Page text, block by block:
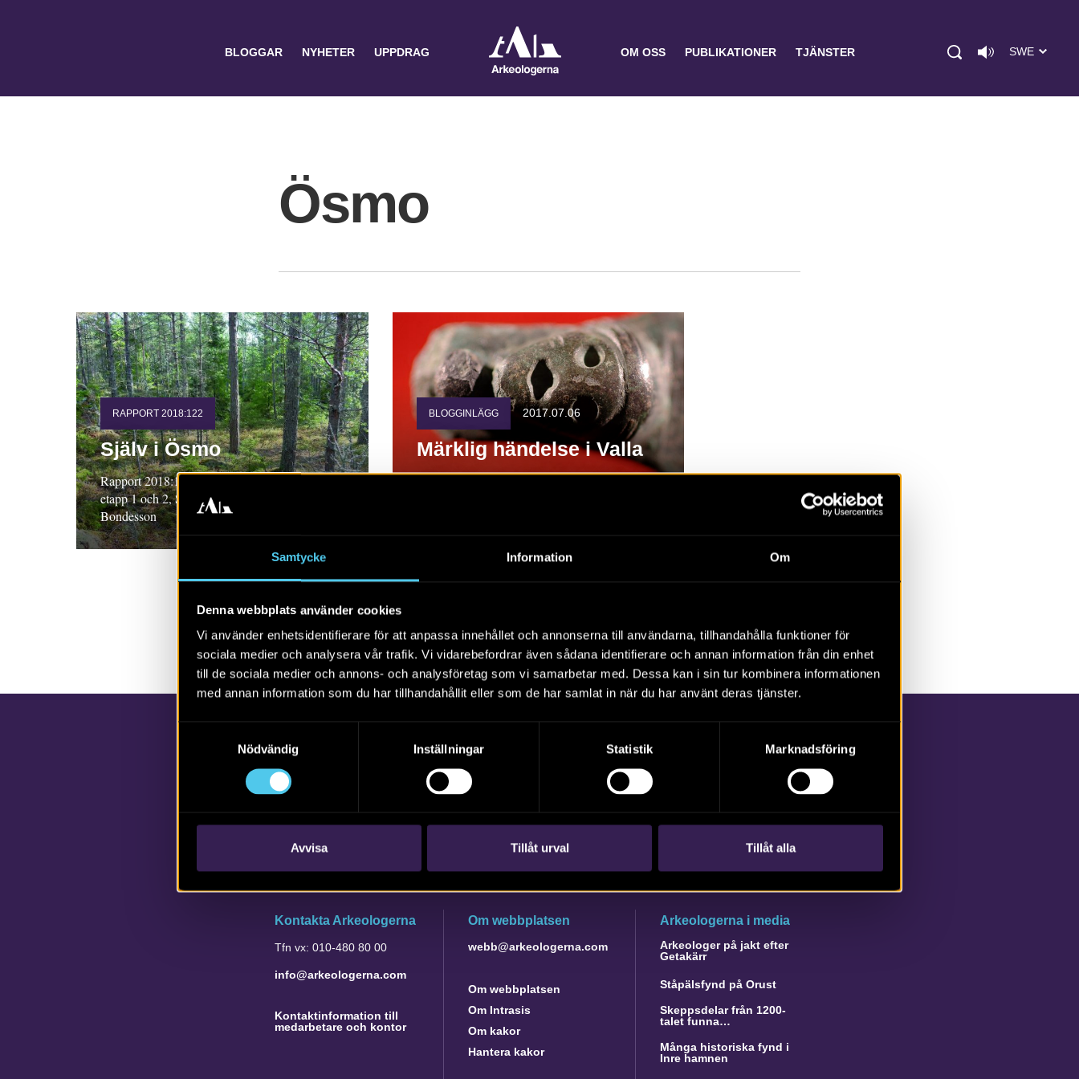
Samtycke Information Om
Denna webbplats använder cookies
Vi använder enhetsidentifierare för att anpassa innehållet och annonserna till användarna, tillhandahålla funktioner för
sociala medier och analysera vår trafik. Vi vidarebefordrar även sådana identifierare och annan information från din enhet
till de sociala medier och annons- och analysföretag som vi samarbetar med. Dessa kan i sin tur kombinera informationen
med annan information som du har tillhandahållit eller som de har samlat in när du har använt deras tjänster.
Nödvändig
Inställningar Statistik Marknadsföring
Avvisa Tillåt urval Tillåt alla
BLOGGAR NYHETER UPPDRAG OM OSS PUBLIKATIONER TJÄNSTER SWE
Ösmo
RAPPORT 2018:122
Själv i Ösmo
Rapport 2018:122. Arkeologisk utredning,
etapp 1 och 2, Södermanland. Wivianne
Bondesson
BLOGGINLÄGG 2017.07.06
Märklig händelse i Valla
Ett unikt fynd av en sölja med människoansikte
Kontakta Arkeologerna
Tfn vx: 010-480 80 00
info@arkeologerna.com
Kontaktinformation till
medarbetare och kontor
Om webbplatsen
webb@arkeologerna.com
Om webbplatsen
Om Intrasis
Om kakor
Hantera kakor
Arkeologerna i media
Arkeologer på jakt efter
Getakärr
Ståpälsfynd på Orust
Skeppsdelar från 1200-
talet funna…
Många historiska fynd i
Inre hamnen